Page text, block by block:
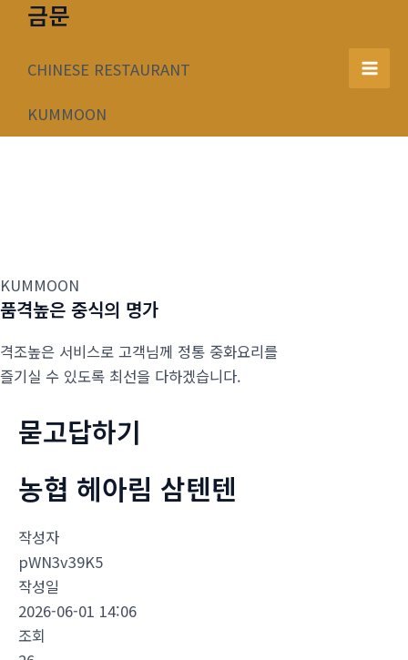
너
금문
CHINESE RESTAURANT
KUMMOON
Main
KUMMOON
품격높은 중식의 명가
격조높은 서비스로 고객님께 정통 중화요리를
즐기실 수 있도록 최선을 다하겠습니다.
묻고답하기
농협 헤아림 삼텐텐
작성자
pWN3v39K5
작성일
2026-06-01 14:06
조회